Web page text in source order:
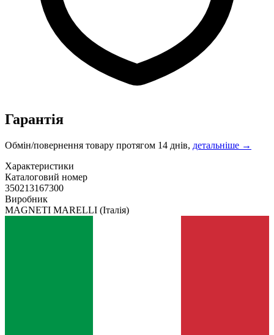
Гарантія
Обмін/повернення товару протягом 14 днів, детальніше →
Характеристики
Каталоговий номер
350213167300
Виробник
MAGNETI MARELLI (Італія)